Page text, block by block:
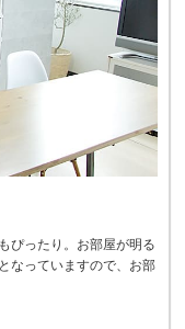
ぴったり。お部屋が明る
なっていますので、お部